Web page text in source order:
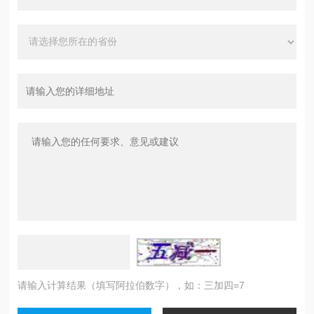
请输入计算结果（填写阿拉伯数字），如：三加四=7